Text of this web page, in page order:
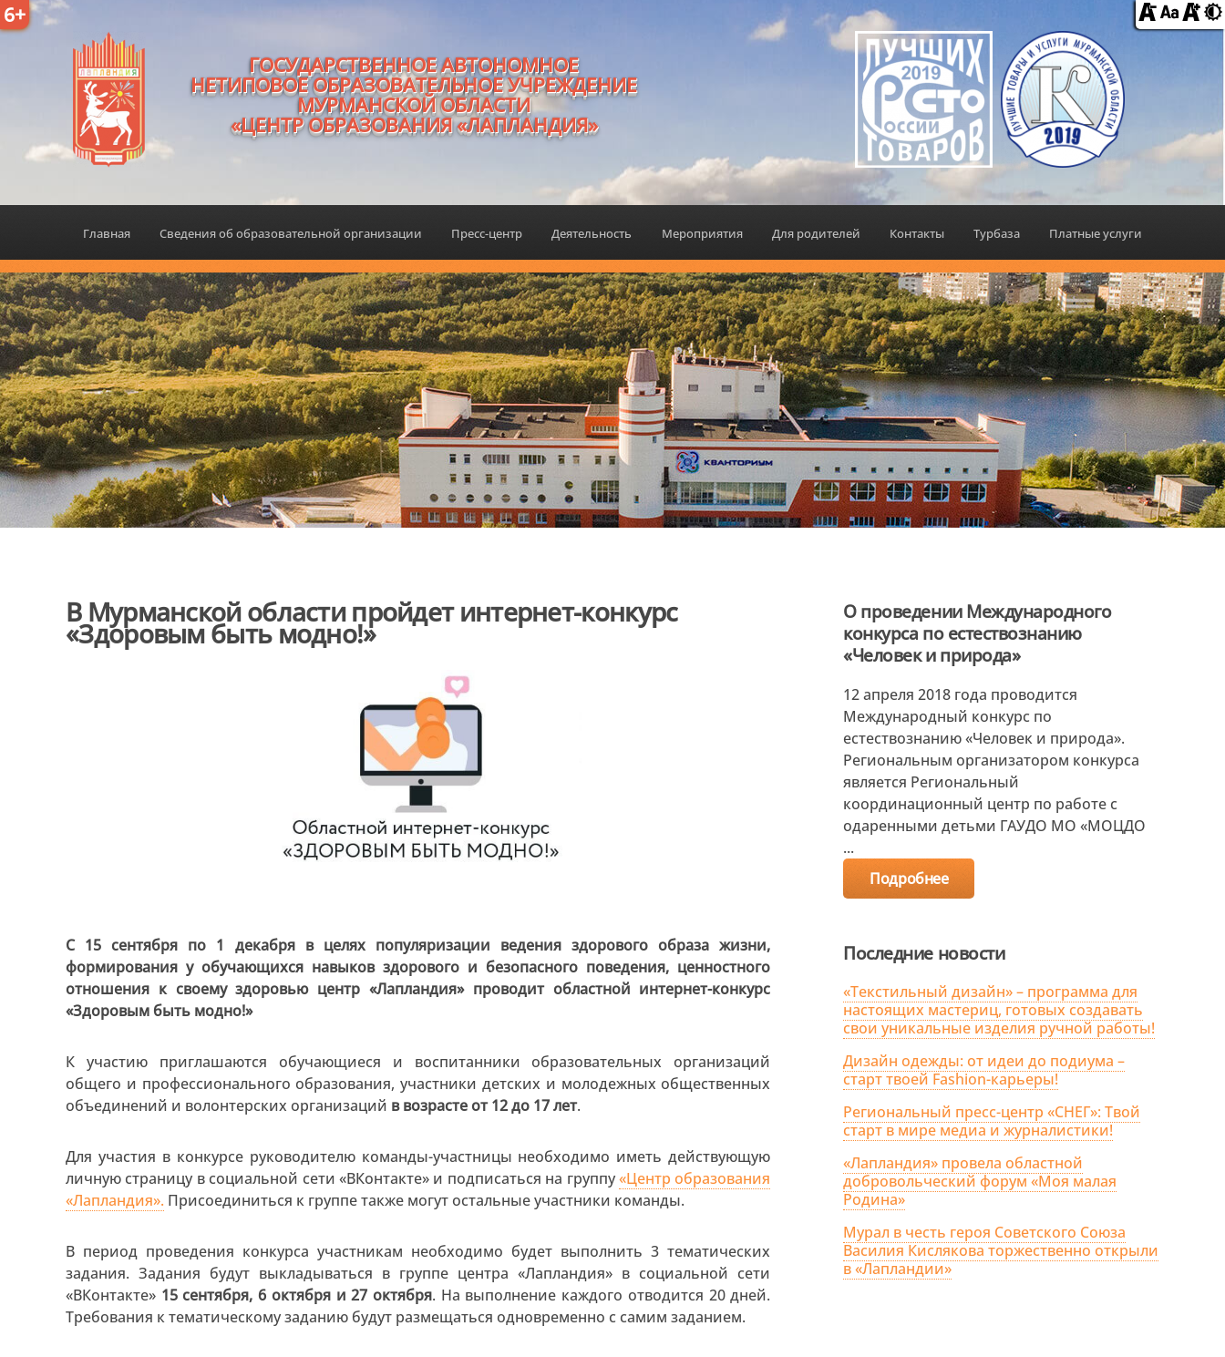
6+
ГОСУДАРСТВЕННОЕ АВТОНОМНОЕ
НЕТИПОВОЕ ОБРАЗОВАТЕЛЬНОЕ УЧРЕЖДЕНИЕ
МУРМАНСКОЙ ОБЛАСТИ
«ЦЕНТР ОБРАЗОВАНИЯ «ЛАПЛАНДИЯ»
Главная Сведения об образовательной организации Пресс-центр Деятельность Мероприятия Для родителей Контакты Турбаза Платные услуги
В Мурманской области пройдет интернет-конкурс
«Здоровым быть модно!»
С 15 сентября по 1 декабря в целях популяризации ведения здорового образа жизни,
формирования у обучающихся навыков здорового и безопасного поведения, ценностного
отношения к своему здоровью центр «Лапландия» проводит областной интернет-конкурс
«Здоровым быть модно!»
К участию приглашаются обучающиеся и воспитанники образовательных организаций
общего и профессионального образования, участники детских и молодежных общественных
объединений и волонтерских организаций в возрасте от 12 до 17 лет.
Для участия в конкурсе руководителю команды-участницы необходимо иметь действующую
личную страницу в социальной сети «ВКонтакте» и подписаться на группу«Центр образования
«Лапландия». Присоединиться к группе также могут остальные участники команды.
В период проведения конкурса участникам необходимо будет выполнить 3 тематических
задания. Задания будут выкладываться в группе центра «Лапландия» в социальной сети
«ВКонтакте» 15 сентября, 6 октября и 27 октября. На выполнение каждого отводится 20 дней.
Требования к тематическому заданию будут размещаться одновременно с самим заданием.
О проведении Международного
конкурса по естествознанию
«Человек и природа»
12 апреля 2018 года проводится
Международный конкурс по
естествознанию «Человек и природа».
Региональным организатором конкурса
является Региональный
координационный центр по работе с
одаренными детьми ГАУДО МО «МОЦДО
...
Подробнее
Последние новости
«Текстильный дизайн» – программа для
настоящих мастериц, готовых создавать
свои уникальные изделия ручной работы!
Дизайн одежды: от идеи до подиума –
старт твоей Fashion-карьеры!
Региональный пресс-центр «СНЕГ»: Твой
старт в мире медиа и журналистики!
«Лапландия» провела областной
добровольческий форум «Моя малая
Родина»
Мурал в честь героя Советского Союза
Василия Кислякова торжественно открыли
в «Лапландии»